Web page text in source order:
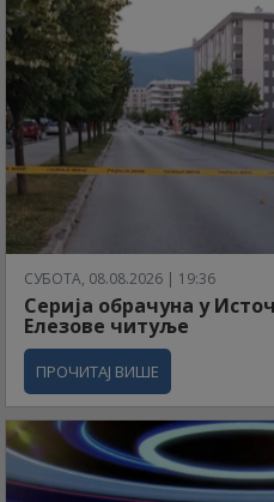
СУБОТА, 08.08.2026 | 19:36
Серија обрачуна у
Елезове читуље
ПРОЧИТАЈ ВИШЕ